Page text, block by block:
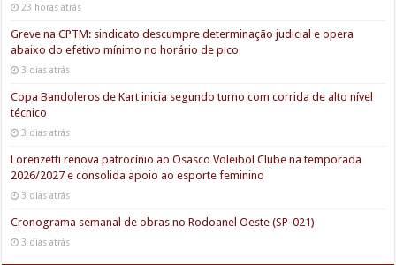
23 horas atrás
Greve na CPTM: sindicato descumpre determinação judicial e opera
abaixo do efetivo mínimo no horário de pico
3 dias atrás
Copa Bandoleros de Kart inicia segundo turno com corrida de alto nível
técnico
3 dias atrás
Lorenzetti renova patrocínio ao Osasco Voleibol Clube na temporada
2026/2027 e consolida apoio ao esporte feminino
3 dias atrás
Cronograma semanal de obras no Rodoanel Oeste (SP-021)
3 dias atrás